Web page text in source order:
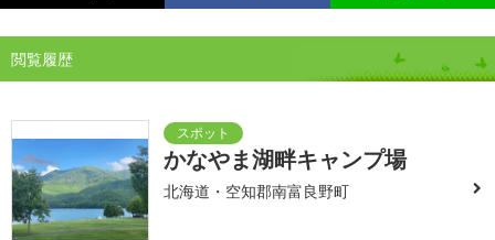
閲覧履歴
かなやま湖畔キャンプ場
北海道・空知郡南富良野町